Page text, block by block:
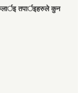
तपार्इहरुले कुन